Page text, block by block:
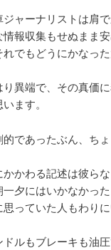
ャーナリストは肩
報収集もせぬまま
でもどうにかなっ
異端で、その真価
ます。
であったぶん、ち
かわる記述は彼ら
夕にはいかなかっ
っていた人もわりに
ルもブレーキも油